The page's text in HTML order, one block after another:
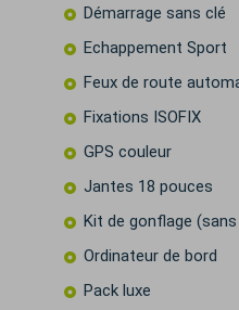
Démarrage sans clé
Echappement Sport
Feux de route
Fixations ISOFIX
GPS couleur
Jantes 18 pouces
Kit de gonflage
Ordinateur de bord
Pack luxe